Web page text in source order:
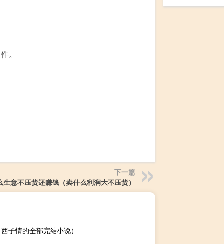
。
下一篇
生意不压货还赚钱（卖什么利润大不压货）
子情的全部完结小说）